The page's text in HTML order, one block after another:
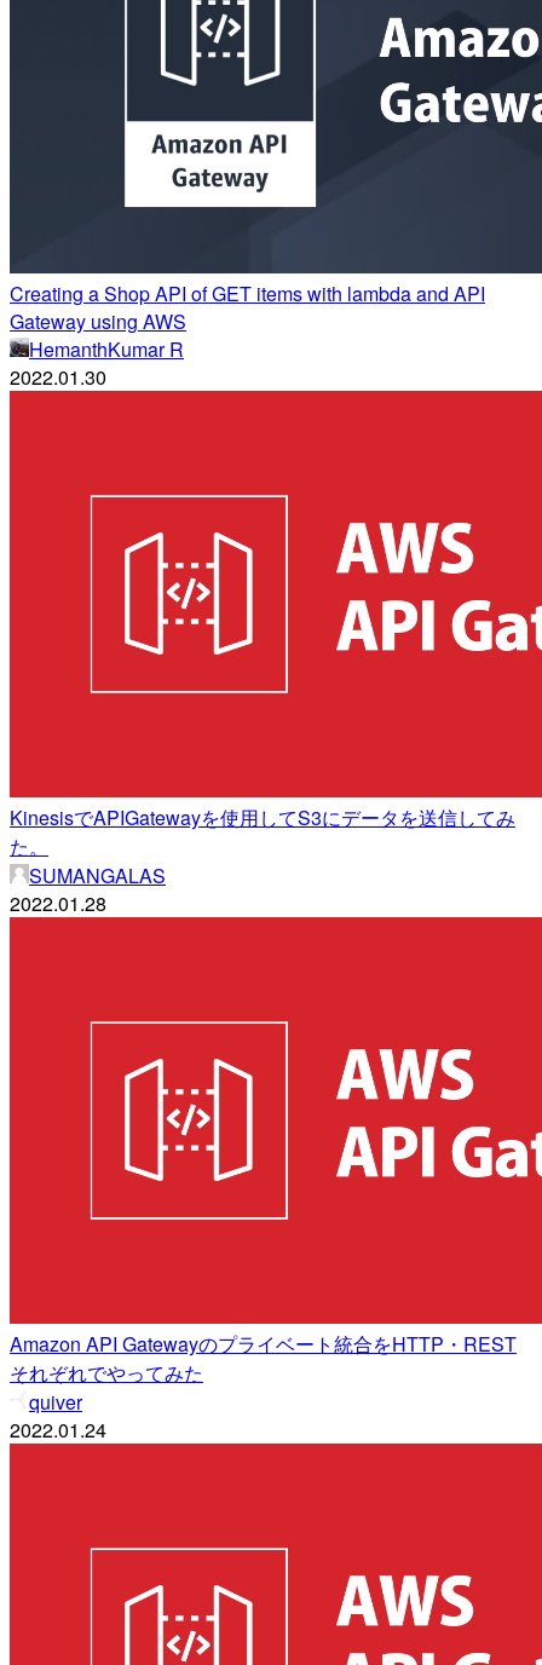
Creating a Shop API of GET items with lambda and API
Gateway using AWS
HemanthKumar R
2022.01.30
KinesisでAPIGatewayを使用してS3にデータを送信してみ
た。
SUMANGALAS
2022.01.28
Amazon API Gatewayのプライベート統合をHTTP・REST
それぞれでやってみた
quiver
2022.01.24